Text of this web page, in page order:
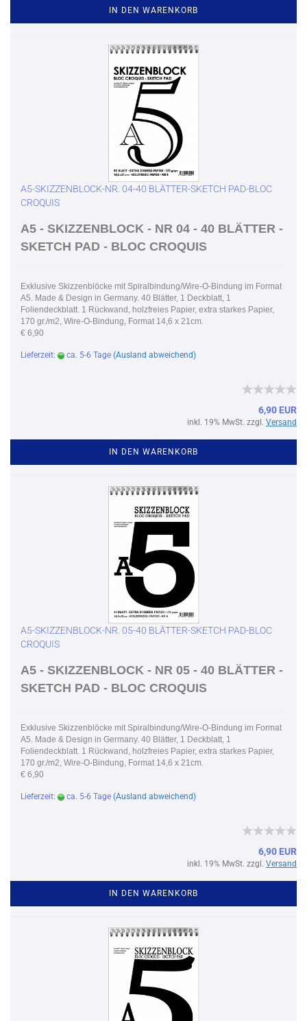
IN DEN WARENKORB
A5-SKIZZENBLOCK-NR. 04-40 BLÄTTER-SKETCH PAD-BLOC
CROQUIS
A5 - SKIZZENBLOCK - NR 04 - 40 BLÄTTER -
SKETCH PAD - BLOC CROQUIS
Exklusive Skizzenblöcke mit Spiralbindung/Wire-O-Bindung im Format
A5. Made & Design in Germany. 40 Blätter, 1 Deckblatt, 1
Foliendeckblatt. 1 Rückwand, holzfreies Papier, extra starkes Papier,
170 gr./m2, Wire-O-Bindung, Format 14,6 x 21cm.
€ 6,90
Lieferzeit: ca. 5-6 Tage (Ausland abweichend)
6,90 EUR
inkl. 19% MwSt. zzgl. Versand
IN DEN WARENKORB
A5-SKIZZENBLOCK-NR. 05-40 BLÄTTER-SKETCH PAD-BLOC
CROQUIS
A5 - SKIZZENBLOCK - NR 05 - 40 BLÄTTER -
SKETCH PAD - BLOC CROQUIS
Exklusive Skizzenblöcke mit Spiralbindung/Wire-O-Bindung im Format
A5. Made & Design in Germany. 40 Blätter, 1 Deckblatt, 1
Foliendeckblatt. 1 Rückwand, holzfreies Papier, extra starkes Papier,
170 gr./m2, Wire-O-Bindung, Format 14,6 x 21cm.
€ 6,90
Lieferzeit: ca. 5-6 Tage (Ausland abweichend)
6,90 EUR
inkl. 19% MwSt. zzgl. Versand
IN DEN WARENKORB